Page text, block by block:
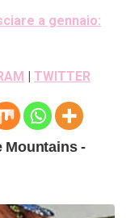
a gennaio:
TWITTER